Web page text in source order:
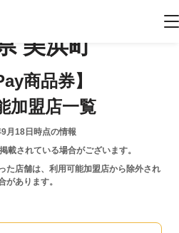
美浜町
商品券】
加盟店一覧
月18日 時点の情報
載されている場合がございます。
店舗は、利用可能加盟店から除外され
があります。